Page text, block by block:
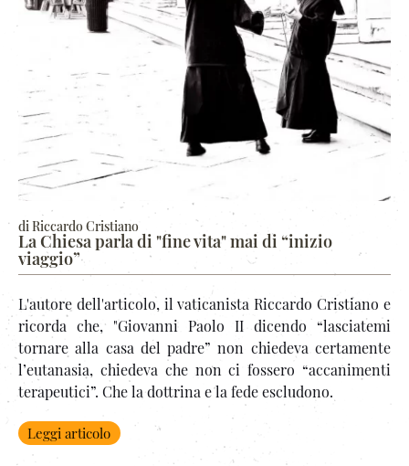
di Riccardo Cristiano
La Chiesa parla di "fine vita" mai di “inizio
viaggio”
L'autore dell'articolo, il vaticanista Riccardo Cristiano e
ricorda che, "Giovanni Paolo II dicendo “lasciatemi
tornare alla casa del padre” non chiedeva certamente
l’eutanasia, chiedeva che non ci fossero “accanimenti
terapeutici”. Che la dottrina e la fede escludono.
Leggi articolo